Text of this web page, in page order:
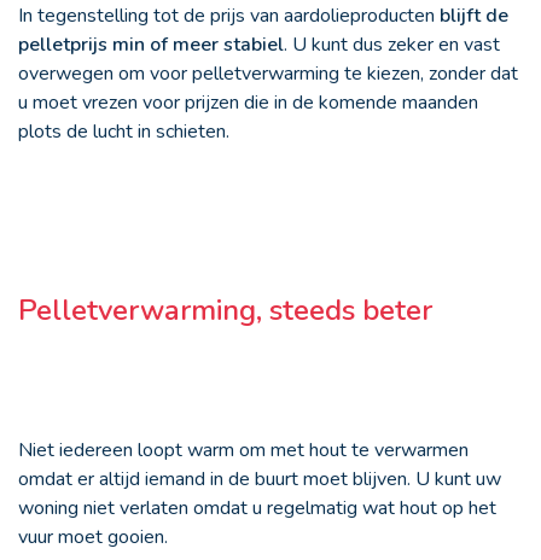
In tegenstelling tot de prijs van aardolieproducten blijft de
pelletprijs min of meer stabiel. U kunt dus zeker en vast
overwegen om voor pelletverwarming te kiezen, zonder dat
u moet vrezen voor prijzen die in de komende maanden
plots de lucht in schieten.
Pelletverwarming, steeds beter
Niet iedereen loopt warm om met hout te verwarmen
omdat er altijd iemand in de buurt moet blijven. U kunt uw
woning niet verlaten omdat u regelmatig wat hout op het
vuur moet gooien.